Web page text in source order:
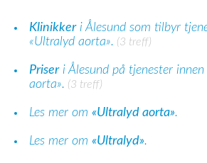
Klinikkeri Ålesund som tilbyr
«Ultralyd aorta». (3 treff)
Priseri Ålesund på tjenester innen
aorta». (3 treff)
Les mer om «Ultralyd aorta».
Les mer om «Ultralyd».